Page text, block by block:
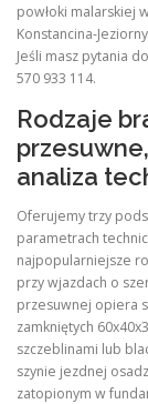
powłoki malarskiej
Konstancina-
Jeśli masz pytania
570 933 114.
Rodzaje
analiza
Oferujemy trzy
parametrach
najpopularniejsze
przy wjazdach o
przesuwnej opiera
zamkniętych
szczeblinami lub
szynie jezdnej
zatopionym w